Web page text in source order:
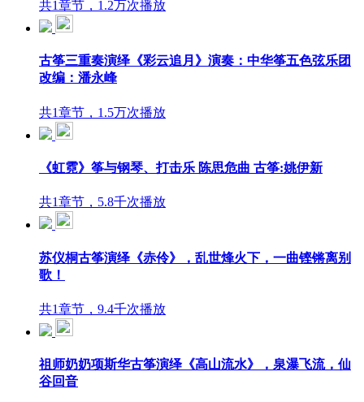
共1章节，1.2万次播放
古筝三重奏演绎《彩云追月》演奏：中华筝五色弦乐团
改编：潘永峰
共1章节，1.5万次播放
《虹霓》筝与钢琴、打击乐 陈思危曲 古筝:姚伊新
共1章节，5.8千次播放
苏仪桐古筝演绎《赤伶》，乱世烽火下，一曲铿锵离别
歌！
共1章节，9.4千次播放
祖师奶奶项斯华古筝演绎《高山流水》，泉瀑飞流，仙
谷回音